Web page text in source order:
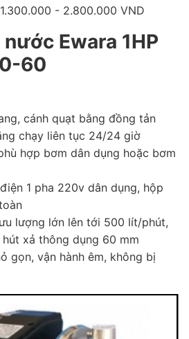
- 2.800.000 VND
Ewara 1HP
60
cánh quạt bằng đồng tản
chạy liên tục 24/24 giờ
hợp bơm dân dụng hoặc bơm
1 pha 220v dân dụng, hộp
lượng lớn lên tới 500 lít/phút,
xả thông dụng 60 mm
gọn, vận hành êm, không bị